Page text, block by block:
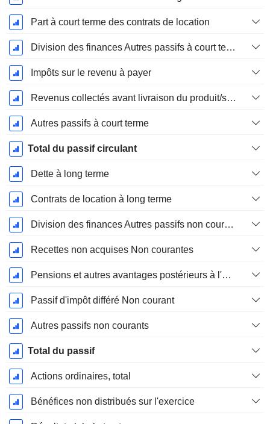
Part à court terme des contrats de location
Division des finances Autres passifs à court terme, total
Impôts sur le revenu à payer
Revenus collectés avant livraison du produit/service
Autres passifs à court terme
Total du passif circulant
Dette à long terme
Contrats de location à long terme
Division des finances Autres passifs non courants, total
Recettes non acquises Non courantes
Pensions et autres avantages postérieurs à l'emploi
Passif d'impôt différé Non courant
Autres passifs non courants
Total du passif
Actions ordinaires, total
Bénéfices non distribués sur l'exercice